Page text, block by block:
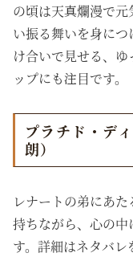
の頃は天真爛漫で
い振る舞いを身に
け合いで見せる、
ップにも注目です。
プラチド・デ
朗）
レナートの弟にあ
持ちながら、心の
す。詳細はネタバ